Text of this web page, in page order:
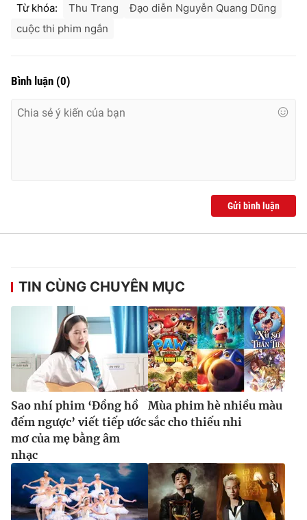
Từ khóa: Thu Trang
Đạo diễn Nguyễn Quang Dũng
cuộc thi phim ngắn
Bình luận (0)
Gửi bình luận
TIN CÙNG CHUYÊN MỤC
Sao nhí phim ‘Đồng hồ
đếm ngược’ viết tiếp ước
mơ của mẹ bằng âm
nhạc
Mùa phim hè nhiều màu
sắc cho thiếu nhi